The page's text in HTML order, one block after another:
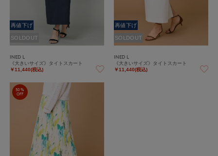
再値下げ
SOLDOUT
INED L
《大きいサイズ》タイトスカート
￥11,440(税込)
再値下げ
SOLDOUT
INED L
《大きいサイズ》タイトスカート
￥11,440(税込)
50%
OFF